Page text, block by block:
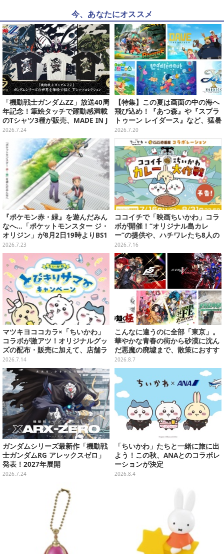
今、あなたにオススメ
「機動戦士ガンダムZZ」放送40周
年記念！筆絵タッチで躍動感満載
のTシャツ3種が販売、MADE IN J
APANで品質にもこだわり
2026.7.24
【特集】この夏は画面の中の海へ
飛び込め！『あつ森』や『スプラ
トゥーン レイダース』など、猛暑
を忘れて遊びたい“海ゲー”おすす
め5選
2026.7.20
『ポケモン赤・緑』を遊んだみん
なへ…「ポケットモンスター ジ・
オリジン」が8月2日19時よりBS1
2・日曜アニメ劇場で放送決定！
2026.7.23
ココイチで「映画ちいかわ」コラ
ボが開催！“オリジナル島カレ
ー”の提供や、ハチワレたち8人の
スプーン置きフィギュアをプレゼ
ント
2026.7.16
マツキヨココカラ×「ちいかわ」
コラボが激アツ！オリジナルグッ
ズの配布・販売に加えて、店舗ラ
ッピングや”花火打ち上げ”まで盛
り沢山
2026.7.14
こんなに違うのに全部「東京」。
華やかな青春の街から砂漠に沈ん
だ悪魔の廃墟まで、散策におすす
め東京ゲーム5選【特集】
2026.8.7
ガンダムシリーズ最新作「機動戦
士ガンダムRG アレックスゼロ」
発表！2027年展開
2026.7.24
「ちいかわ」たちと一緒に旅に出
よう！この秋、ANAとのコラボレ
ーションが決定
2026.8.4